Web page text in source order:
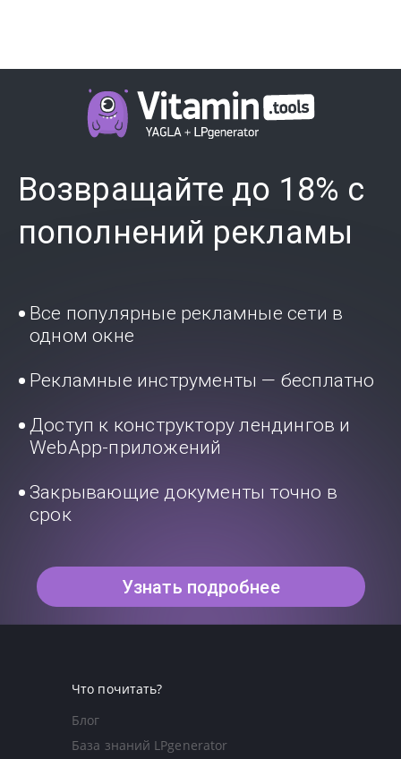
Возвращайте до 18% с
пополнений рекламы
Все популярные рекламные сети в
одном окне
Рекламные инструменты — бесплатно
Доступ к конструктору лендингов и
WebApp-приложений
Закрывающие документы точно в
срок
Узнать подробнее
Что почитать?
Блог
База знаний LPgenerator